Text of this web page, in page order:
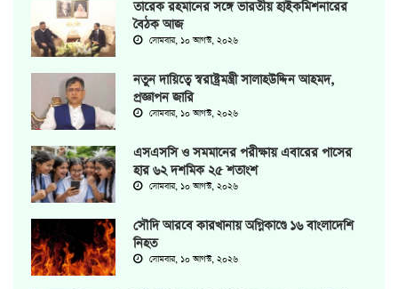
তারেক রহমানের সঙ্গে ভারতীয় হাইকমিশনারের
বৈঠক আজ
সোমবার, ১০ আগস্ট, ২০২৬
নতুন দায়িত্বে স্বরাষ্ট্রমন্ত্রী সালাহউদ্দিন আহমদ,
প্রজ্ঞাপন জারি
সোমবার, ১০ আগস্ট, ২০২৬
এসএসসি ও সমমানের পরীক্ষায় এবারের পাসের
হার ৬২ দশমিক ২৫ শতাংশ
সোমবার, ১০ আগস্ট, ২০২৬
সৌদি আরবে কারখানায় অগ্নিকাণ্ডে ১৬ বাংলাদেশি
নিহত
সোমবার, ১০ আগস্ট, ২০২৬